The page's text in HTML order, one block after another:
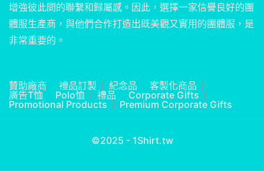
增強彼此間的聯繫和歸屬感。因此，選擇一家信譽良好的團
體服生產商，與他們合作打造出既美觀又實用的團體服，是
非常重要的。
贊助廠商 禮品訂製 紀念品
客製化商品
廣告T恤
Polo恤 禮品
Corporate Gifts
Promotional Products
Premium Corporate Gifts
©2025 - 1Shirt.tw